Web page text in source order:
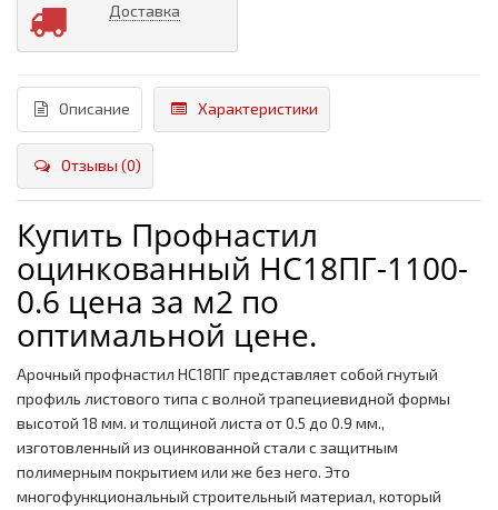
Доставка
Описание Характеристики
Отзывы (0)
Купить Профнастил
оцинкованный НС18ПГ-1100-
0.6 цена за м2 по
оптимальной цене.
Арочный профнастил НС18ПГ представляет собой гнутый
профиль листового типа с волной трапециевидной формы
высотой 18 мм. и толщиной листа от 0.5 до 0.9 мм.,
изготовленный из оцинкованной стали с защитным
полимерным покрытием или же без него. Это
многофункциональный строительный материал, который